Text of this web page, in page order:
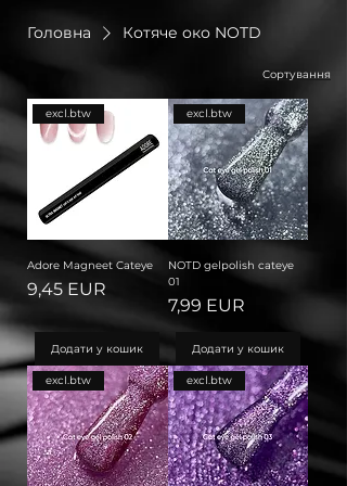
Головна Котяче око NOTD
Сортування
excl.btw
Adore Magneet Cateye
Ціна
9,45 EUR
Додати у кошик
excl.btw
NOTD gelpolish cateye
01
Ціна
7,99 EUR
Додати у кошик
excl.btw excl.btw